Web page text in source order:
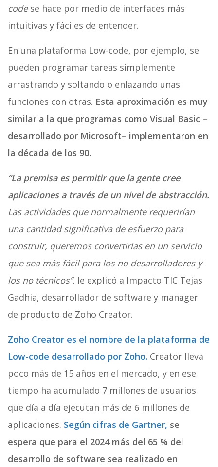
codese hace por medio de interfaces más
intuitivas y fáciles de entender.
En una plataforma Low-code, por ejemplo, se
pueden programar tareas simplemente
arrastrando y soltando o enlazando unas
funciones con otras. Esta aproximación es muy
similar a la que programas como Visual Basic –
desarrollado por Microsoft– implementaron en
la década de los 90.
“La premisa es permitir que la gente cree
aplicaciones a través de un nivel de abstracción.
Las actividades que normalmente requerirían
una cantidad significativa de esfuerzo para
construir, queremos convertirlas en un servicio
que sea más fácil para los no desarrolladores y
los no técnicos”, le explicó a Impacto TIC Tejas
Gadhia, desarrollador de software y manager
de producto de Zoho Creator.
Zoho Creator es el nombre de la plataforma de
Low-code desarrollado por Zoho. Creator lleva
poco más de 15 años en el mercado, y en ese
tiempo ha acumulado 7 millones de usuarios
que día a día ejecutan más de 6 millones de
aplicaciones. Según cifras de Gartner, se
espera que para el 2024 más del 65 % del
desarrollo de software sea realizado en